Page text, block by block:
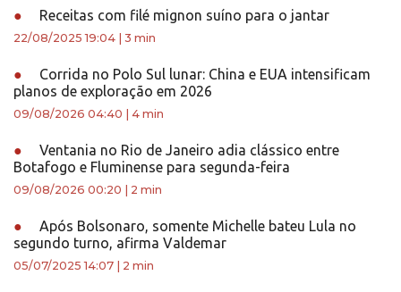
● Receitas com filé mignon suíno para o jantar
22/08/2025 19:04 3 min
●
Corrida no Polo Sul lunar: China e EUA intensificam
planos de exploração em 2026
09/08/2026 04:40 4 min
●
Ventania no Rio de Janeiro adia clássico entre
Botafogo e Fluminense para segunda-feira
09/08/2026 00:20 2 min
●
Após Bolsonaro, somente Michelle bateu Lula no
segundo turno, afirma Valdemar
05/07/2025 14:07 2 min